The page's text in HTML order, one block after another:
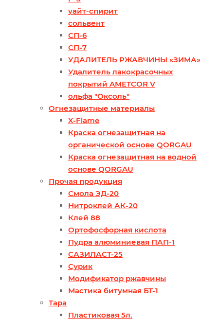
уайт-спирит
сольвент
СП-6
СП-7
УДАЛИТЕЛЬ РЖАВЧИНЫ «ЗИМА»
Удалитель лакокрасочных
покрытий AMETCOR V
ольфа "Оксоль"
Огнезащитные материалы
X-Flame
Краска огнезащитная на
органической основе QORGAU
Краска огнезащитная на водной
основе QORGAU
Прочая продукция
Смола ЭД-20
Нитроклей АК-20
Клей 88
Ортофосфорная кислота
Пудра алюминиевая ПАП-1
САЗИЛАСТ-25
Сурик
Модификатор ржавчины
Мастика битумная БТ-1
Тара
Пластиковая 5л.